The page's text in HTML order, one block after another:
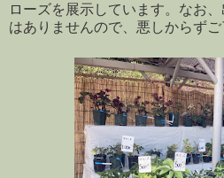
ローズを展示しています。なお
はありませんので、悪しからずご